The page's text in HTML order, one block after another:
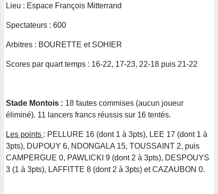
Lieu : Espace François Mitterrand
Spectateurs : 600
Arbitres : BOURETTE et SOHIER
Scores par quart temps : 16-22, 17-23, 22-18 puis 21-22
Stade Montois : 18 fautes commises (aucun joueur
éliminé). 11 lancers francs réussis sur 16 tentés.
Les points : PELLURE 16 (dont 1 à 3pts), LEE 17 (dont 1 à
3pts), DUPOUY 6, NDONGALA 15, TOUSSAINT 2, puis
CAMPERGUE 0, PAWLICKI 9 (dont 2 à 3pts), DESPOUYS
3 (1 à 3pts), LAFFITTE 8 (dont 2 à 3pts) et CAZAUBON 0.